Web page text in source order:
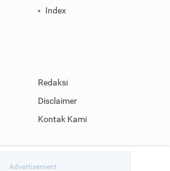
Index
Redaksi
Disclaimer
Kontak Kami
SindoMakassar All Rights Reserved.